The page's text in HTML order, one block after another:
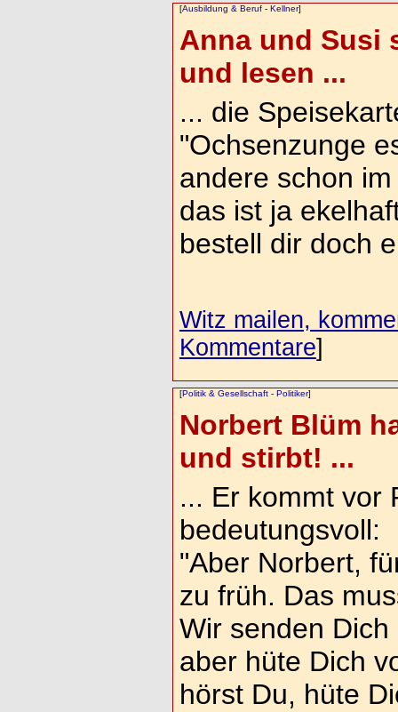
[Ausbildung & Beruf- Kellner]
Anna und Susi
und lesen ...
... die
"Ochsenzunge
andere schon
das ist ja
bestell dir doch
Witz mailen,
Kommentare]
[Politik & Gesellschaft- Politiker]
Norbert Blüm
und stirbt! ...
... Er kommt vor
bedeutungsvoll:
"Aber Norbert,
zu früh. Das
Wir senden
aber hüte Dich
hörst Du, hüte